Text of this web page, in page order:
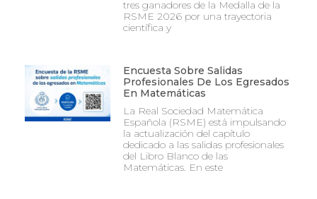
tres ganadores de la Medalla de la
RSME 2026 por una trayectoria
científica y
Encuesta Sobre Salidas
Profesionales De Los Egresados
En Matemáticas
La Real Sociedad Matemática
Española (RSME) está impulsando
la actualización del capítulo
dedicado a las salidas profesionales
del Libro Blanco de las
Matemáticas. En este